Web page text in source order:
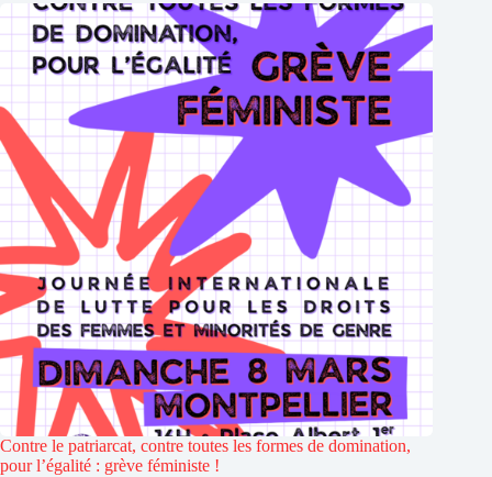
Contre le patriarcat, contre toutes les formes de domination,
pour l’égalité : grève féministe !